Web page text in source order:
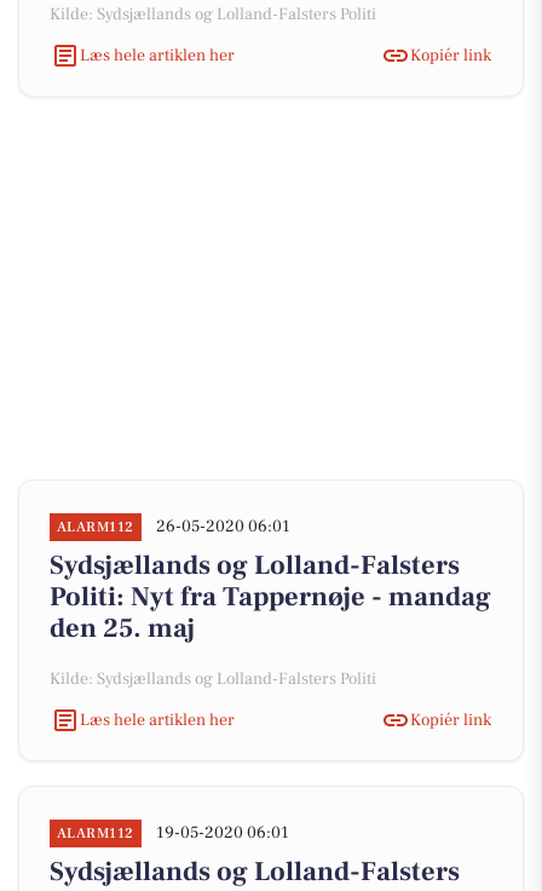
Kilde: Sydsjællands og Lolland-Falsters Politi
Læs hele artiklen her
Kopiér link
ALARM112 26-05-2020 06:01
Sydsjællands og Lolland-Falsters
Politi: Nyt fra Tappernøje - mandag
den 25. maj
Kilde: Sydsjællands og Lolland-Falsters Politi
Læs hele artiklen her
Kopiér link
ALARM112 19-05-2020 06:01
Sydsjællands og Lolland-Falsters